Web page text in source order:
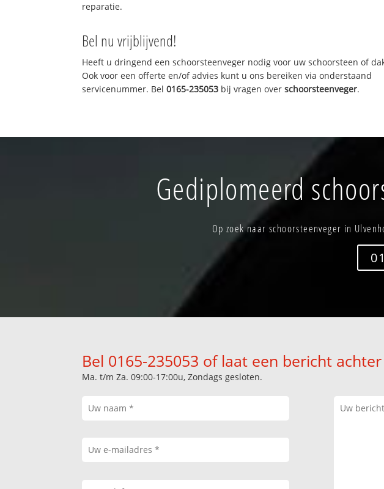
reparatie.
Bel nu vrijblijvend!
Heeft u dringend een schoorsteenveger nodig voor uw schoorsteen of
Ook voor een offerte en/of advies kunt u ons bereiken via onderstaand
servicenummer. Bel0165-235053 bij vragen overschoorsteenveger.
Gediplomeerd
Op zoek naar schoorsteenveger in
Bel 0165-235053 of laat een bericht
Ma. t/m Za. 09:00-17:00u, Zondags gesloten.